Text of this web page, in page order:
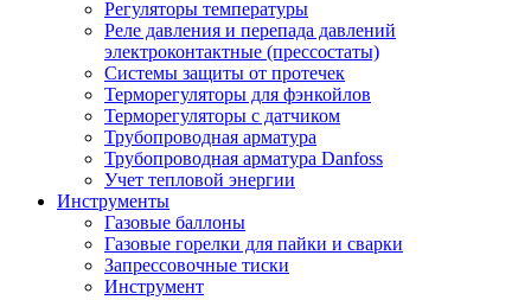
Регуляторы температуры
Реле давления и перепада давлений
электроконтактные (прессостаты)
Системы защиты от протечек
Терморегуляторы для фэнкойлов
Терморегуляторы с датчиком
Трубопроводная арматура
Трубопроводная арматура Danfoss
Учет тепловой энергии
Инструменты
Газовые баллоны
Газовые горелки для пайки и сварки
Запрессовочные тиски
Инструмент